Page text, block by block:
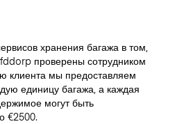
хранения багажа в том,
проверены сотрудником
клиента мы предоставляем
единицу багажа, а каждая
могут быть
€2500.